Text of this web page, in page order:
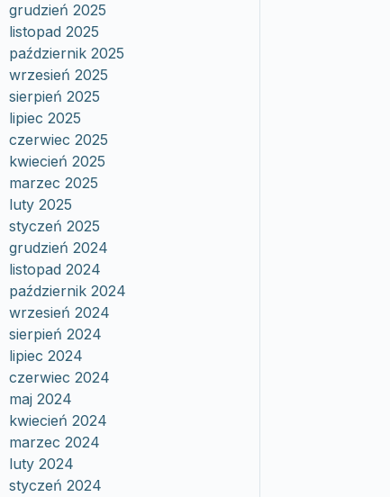
grudzień 2025
listopad 2025
październik 2025
wrzesień 2025
sierpień 2025
lipiec 2025
czerwiec 2025
kwiecień 2025
marzec 2025
luty 2025
styczeń 2025
grudzień 2024
listopad 2024
październik 2024
wrzesień 2024
sierpień 2024
lipiec 2024
czerwiec 2024
maj 2024
kwiecień 2024
marzec 2024
luty 2024
styczeń 2024